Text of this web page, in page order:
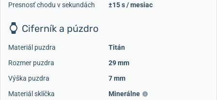
Presnosť chodu v sekundách
±15 s / mesiac
Ciferník a púzdro
Materiál puzdra
Titán
Rozmer puzdra
29 mm
Výška puzdra
7 mm
Materiál sklíčka
Minerálne